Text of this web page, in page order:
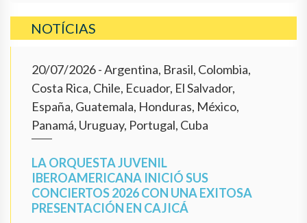
NOTÍCIAS
20/07/2026- Argentina, Brasil, Colombia,
Costa Rica, Chile, Ecuador, El Salvador,
España, Guatemala, Honduras, México,
Panamá, Uruguay, Portugal, Cuba
LA ORQUESTA JUVENIL
IBEROAMERICANA INICIÓ SUS
CONCIERTOS 2026 CON UNA EXITOSA
PRESENTACIÓN EN CAJICÁ